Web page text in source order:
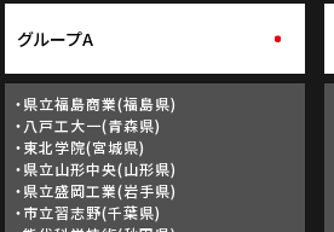
グループA
・県立福島商業(福島県)
・八戸工大一(青森県)
・東北学院(宮城県)
・県立山形中央(山形県)
・県立盛岡工業(岩手県)
・市立習志野(千葉県)